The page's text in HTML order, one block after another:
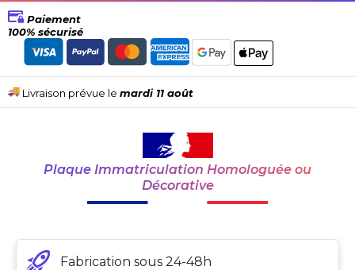
Paiement
100% sécurisé
Livraison prévue le mardi 11 août
Plaque Immatriculation Homologuée ou
Décorative
Fabrication sous 24-48h